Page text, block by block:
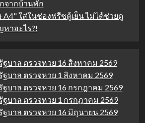
จากบ้านพัก
A4" ใส่ในช่องฟรีซตู้เย็น ไม่ได้ช่วยดู
าอะไร?!
บาล ตรวจหวย 16 สิงหาคม 2569
บาล ตรวจหวย 1 สิงหาคม 2569
บาล ตรวจหวย 16 กรกฎาคม 2569
บาล ตรวจหวย 1 กรกฎาคม 2569
บาล ตรวจหวย 16 มิถุนายน 2569